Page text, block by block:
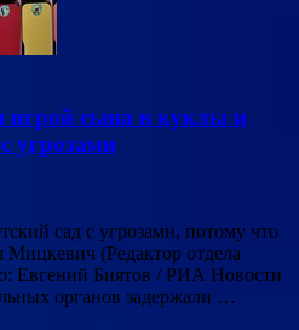
игрой сына в куклы и
угрозами
сад с угрозами, потому что
(Редактор отдела
Евгений Биятов / РИА Новости
органов задержали …